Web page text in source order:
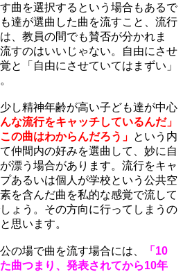
曲を選択するという場合もあるで
達が選曲した曲を流すこと、流行
、教員の間でも賛否が分かれま
すのはいいじゃない。自由にさせ
と「自由にさせていてはまずい」
し精神年齢が高い子ども達が中心
な流行をキャッチしているんだ」
の曲はわからんだろう」 という内
仲間内の好みを選曲して、妙に自
漂う場合があります。流行をキャ
あるいは個人が学校という公共空
を含んだ曲を私的な感覚で流して
ょう。その方向に行ってしまうの
思います。
の場で曲を流す場合には、
「10
曲つまり、発表されてから10年